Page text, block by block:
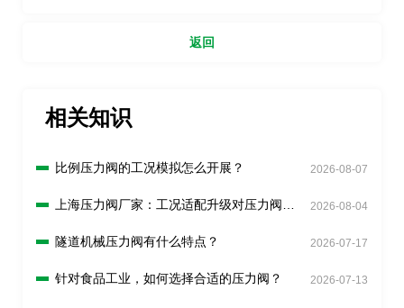
返回
相关知识
比例压力阀的工况模拟怎么开展？ 2026-08-07
上海压力阀厂家：工况适配升级对压力阀有
2026-08-04
隧道机械压力阀有什么特点？ 2026-07-17
针对食品工业，如何选择合适的压力阀？ 2026-07-13